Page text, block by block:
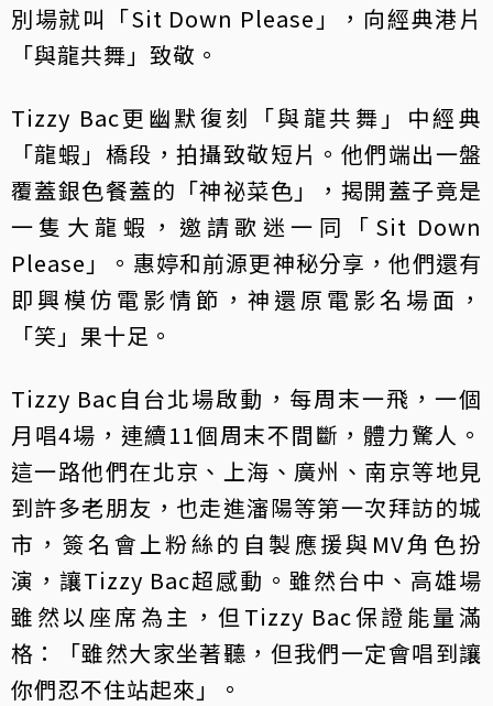
別場就叫「Sit Down Please」，向經典港片
「與龍共舞」致敬。
Tizzy Bac更幽默復刻「與龍共舞」中經典
「龍蝦」橋段，拍攝致敬短片。他們端出一盤
覆蓋銀色餐蓋的「神祕菜色」，揭開蓋子竟是
一隻大龍蝦，邀請歌迷一同「Sit Down
Please」。惠婷和前源更神秘分享，他們還有
即興模仿電影情節，神還原電影名場面，
「笑」果十足。
Tizzy Bac自台北場啟動，每周末一飛，一個
月唱4場，連續11個周末不間斷，體力驚人。
這一路他們在北京、上海、廣州、南京等地見
到許多老朋友，也走進瀋陽等第一次拜訪的城
市，簽名會上粉絲的自製應援與MV角色扮
演，讓Tizzy Bac超感動。雖然台中、高雄場
雖然以座席為主，但Tizzy Bac保證能量滿
格：「雖然大家坐著聽，但我們一定會唱到讓
你們忍不住站起來」。